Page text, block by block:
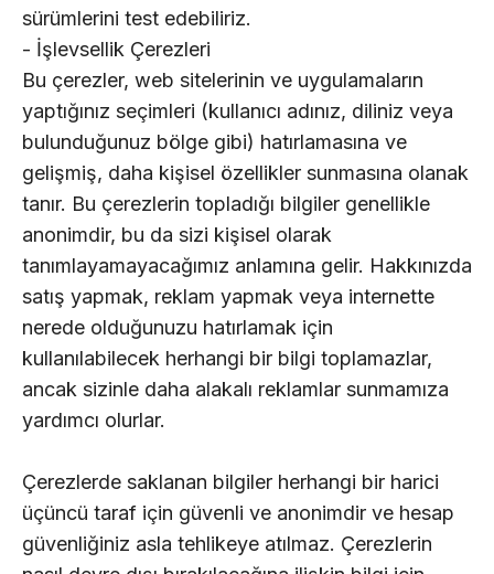
sürümlerini test edebiliriz.
- İşlevsellik Çerezleri
Bu çerezler, web sitelerinin ve uygulamaların
yaptığınız seçimleri (kullanıcı adınız, diliniz veya
bulunduğunuz bölge gibi) hatırlamasına ve
gelişmiş, daha kişisel özellikler sunmasına olanak
tanır. Bu çerezlerin topladığı bilgiler genellikle
anonimdir, bu da sizi kişisel olarak
tanımlayamayacağımız anlamına gelir. Hakkınızda
satış yapmak, reklam yapmak veya internette
nerede olduğunuzu hatırlamak için
kullanılabilecek herhangi bir bilgi toplamazlar,
ancak sizinle daha alakalı reklamlar sunmamıza
yardımcı olurlar.
Çerezlerde saklanan bilgiler herhangi bir harici
üçüncü taraf için güvenli ve anonimdir ve hesap
güvenliğiniz asla tehlikeye atılmaz. Çerezlerin